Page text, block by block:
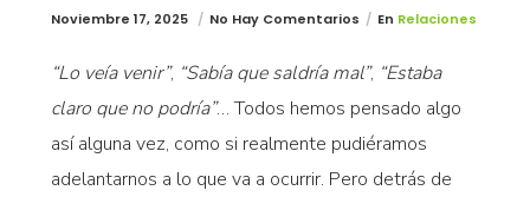
Noviembre 17, 2025 No Hay Comentarios En Relaciones
“Lo veía venir”, “Sabía que saldría mal”, “Estaba
claro que no podría”… Todos hemos pensado algo
así alguna vez, como si realmente pudiéramos
adelantarnos a lo que va a ocurrir. Pero detrás de